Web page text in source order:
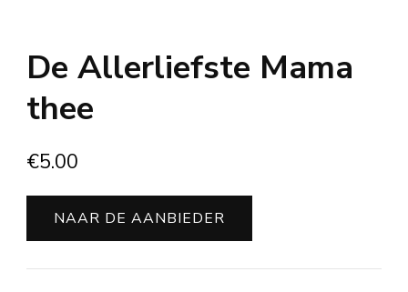
De Allerliefste Mama
thee
€5.00
NAAR DE AANBIEDER